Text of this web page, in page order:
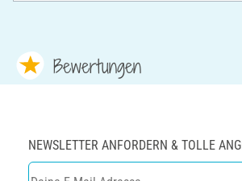
Bewertungen
NEWSLETTER ANFORDERN & TOLLE